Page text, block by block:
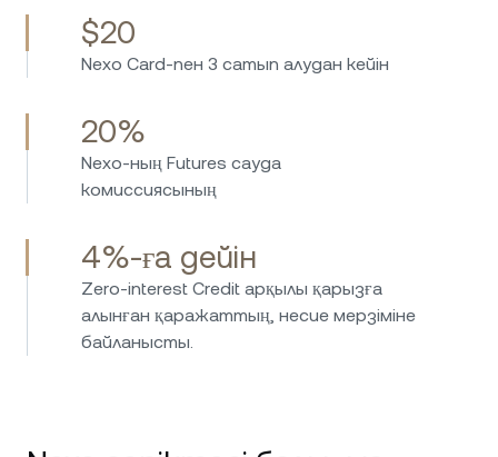
$20
Nexo Card-пен 3 сатып алудан кейін
20%
Nexo-ның Futures сауда
комиссиясының
4%-ға дейін
Zero-interest Credit арқылы қарызға
алынған қаражаттың, несие мерзіміне
байланысты.